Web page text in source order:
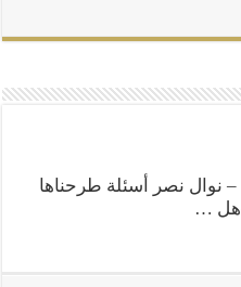
– نوال نصر أسئلة طرحناها
هل …